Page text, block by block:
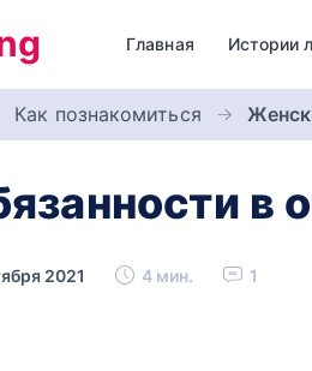
Главная Истории
Как познакомиться
в
2021 4 мин. 1